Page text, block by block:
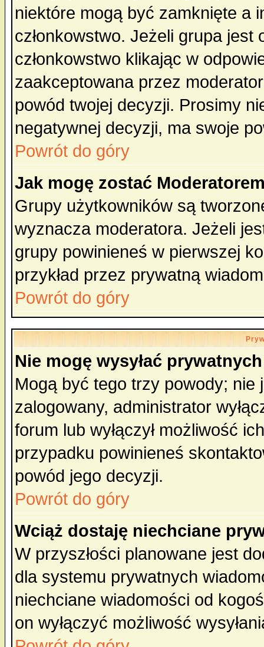
niektóre mogą być zamknięte a
członkowstwo. Jeżeli grupa
członkowstwo klikając w
zaakceptowana przez
powód twojej decyzji. Prosimy
negatywnej decyzji, ma swoje
Powrót do góry
Jak mogę zostać
Grupy użytkowników są
wyznacza moderatora. Jeżeli
grupy powinieneś w pierwszej
przykład przez prywatną
Powrót do góry
Nie mogę wysyłać
Mogą być tego trzy powody;
zalogowany, administrator
forum lub wyłączył możliwość
przypadku powinieneś
powód jego decyzji.
Powrót do góry
Wciąż dostaję niechciane
W przyszłości planowane jest
dla systemu prywatnych
niechciane wiadomości od
on wyłączyć możliwość